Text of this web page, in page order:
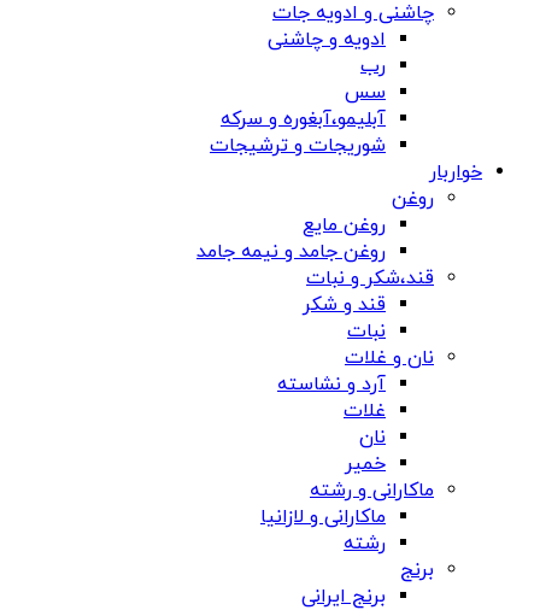
چاشنی و ادویه جات
ادویه و چاشنی
رب
سس
آبلیمو،آبغوره و سرکه
شوریجات و ترشیجات
خواربار
روغن
روغن مایع
روغن جامد و نیمه جامد
قند،شکر و نبات
قند و شکر
نبات
نان و غلات
آرد و نشاسته
غلات
نان
خمیر
ماکارانی و رشته
ماکارانی و لازانیا
رشته
برنج
برنج ایرانی